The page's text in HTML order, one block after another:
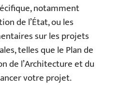
notamment
de l’État, ou les
sur les projets
telles que le Plan de
de l’Architecture et du
votre projet.